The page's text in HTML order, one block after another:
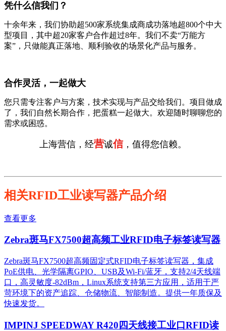
凭什么信我们？
十余年来，我们协助超500家系统集成商成功落地超800个中大
型项目，其中超20家客户合作超过8年。我们不卖“万能方
案”，只做能真正落地、顺利验收的场景化产品与服务。
合作灵活，一起做大
您只需专注客户与方案，技术实现与产品交给我们。项目做成
了，我们自然长期合作，把蛋糕一起做大。欢迎随时聊聊您的
需求或困惑。
上海营信，经营诚信，值得您信赖。
相关RFID工业读写器产品介绍
查看更多
Zebra斑马FX7500超高频工业RFID电子标签读写器
Zebra斑马FX7500超高频固定式RFID电子标签读写器，集成
PoE供电、光学隔离GPIO、USB及Wi-Fi/蓝牙，支持2/4天线端
口，高灵敏度-82dBm，Linux系统支持第三方应用，适用于严
苛环境下的资产追踪、仓储物流、智能制造。提供一年质保及
快速发货。
IMPINJ SPEEDWAY R420四天线接工业口RFID读